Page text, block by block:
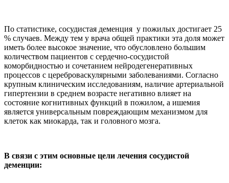
По статистике, сосудистая деменция у пожилых достигает 25
% случаев. Между тем у врача общей практики эта доля может
иметь более высокое значение, что обусловлено большим
количеством пациентов с сердечно-сосудистой
коморбидностью и сочетанием нейродегенеративных
процессов с цереброваскулярными заболеваниями. Согласно
крупным клиническим исследованиям, наличие артериальной
гипертензии в среднем возрасте негативно влияет на
состояние когнитивных функций в пожилом, а ишемия
является универсальным повреждающим механизмом для
клеток как миокарда, так и головного мозга.
В связи с этим основные цели лечения сосудистой
деменции: